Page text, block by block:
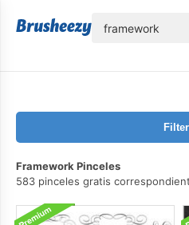
Framework Pinceles
583 pinceles gratis